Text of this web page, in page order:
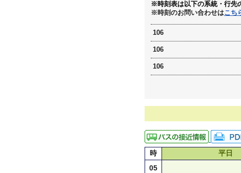
※時刻表は以下の系統・行先
※時刻のお問い合わせはこち
106
106
106
時 平日
05